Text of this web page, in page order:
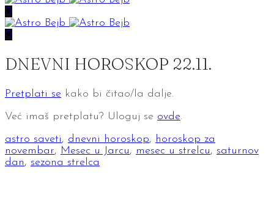
0
0
DNEVNI HOROSKOP 22.11.
Pretplati se kako bi čitao/la dalje.
Već imaš pretplatu? Uloguj se ovde.
astro saveti, dnevni horoskop, horoskop za
novembar, Mesec u Jarcu, mesec u strelcu, saturnov
dan, sezona strelca